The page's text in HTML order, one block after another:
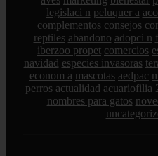
legislaci n peluquer a
complementos consejos
reptiles abandono adopci n
iberzoo propet comercios
navidad especies invasoras
econom a mascotas aedpac
perros actualidad acuariofilia
nombres para gatos